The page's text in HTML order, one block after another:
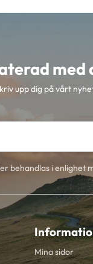
med
upp dig på vårt
behandlas i enlighet
Mina sidor